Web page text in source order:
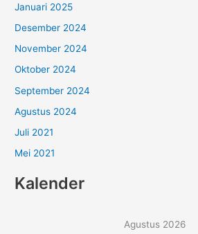
Januari 2025
Desember 2024
November 2024
Oktober 2024
September 2024
Agustus 2024
Juli 2021
Mei 2021
Kalender
Agustus 2026